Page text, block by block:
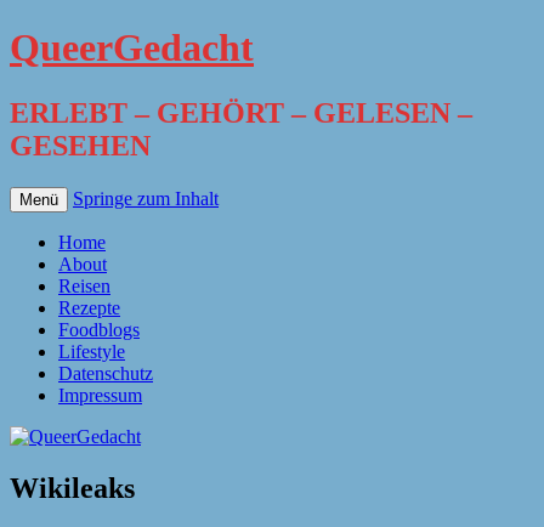
QueerGedacht
ERLEBT – GEHÖRT – GELESEN –
GESEHEN
Menü Springe zum Inhalt
Home
About
Reisen
Rezepte
Foodblogs
Lifestyle
Datenschutz
Impressum
Wikileaks